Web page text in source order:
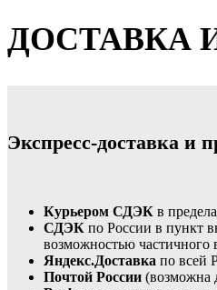
ДОСТАВКА
Экспресс-доставка и
Курьером СДЭК в
СДЭК по России в пункт
возможностью частичного
Яндекс.Доставка по всей
Почтой России (возможна